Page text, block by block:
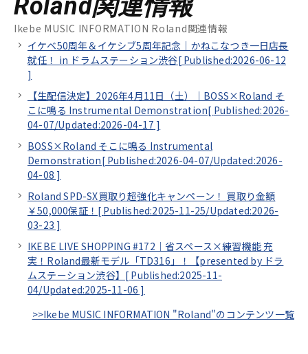
Roland関連情報
Ikebe MUSIC INFORMATION Roland関連情報
イケベ50周年＆イケシブ5周年記念｜かねこなつき一日店長
就任！ in ドラムステーション渋谷[ Published:2026-06-12
]
【生配信決定】2026年4月11日（土）｜BOSS×Roland そ
こに鳴る Instrumental Demonstration[ Published:2026-
04-07/Updated:2026-04-17 ]
BOSS×Roland そこに鳴る Instrumental
Demonstration[ Published:2026-04-07/Updated:2026-
04-08 ]
Roland SPD-SX買取り超強化キャンペーン！ 買取り金額
￥50,000保証！[ Published:2025-11-25/Updated:2026-
03-23 ]
IKEBE LIVE SHOPPING #172｜省スペース×練習機能 充
実！Roland最新モデル「TD316」！【presented by ドラ
ムステーション渋谷】[ Published:2025-11-
04/Updated:2025-11-06 ]
>>Ikebe MUSIC INFORMATION "Roland"のコンテンツ一覧